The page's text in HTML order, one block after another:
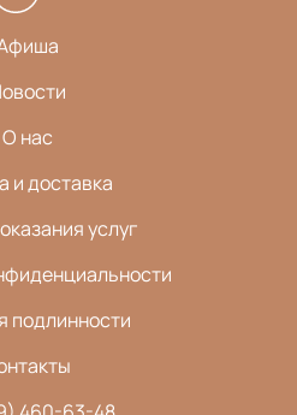
О нас
и доставка
услуг
подлинности